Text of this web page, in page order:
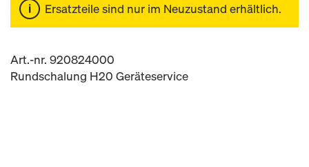
Ersatzteile sind nur im Neuzustand erhältlich.
Art.-nr. 920824000
Rundschalung H20 Geräteservice